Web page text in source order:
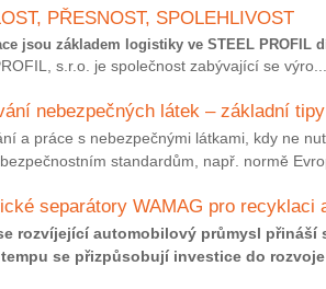
PŘESNOST, SPOLEHLIVOST
jsou základem logistiky ve STEEL PROFIL
s.r.o. je společnost zabývající se výro...
nebezpečných látek – základní
a práce s nebezpečnými látkami, kdy ne
standardům, např. normě
separátory WAMAG pro recyklaci
rozvíjející automobilový průmysl
se přizpůsobují investice do